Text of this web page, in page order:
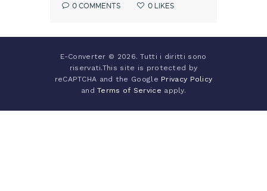
0 COMMENTS 0 LIKES
E-Converter © 2026. Tutti i diritti sono
riservati.This site is protected by
reCAPTCHA and the Google Privacy Policy
andTerms of Service apply.